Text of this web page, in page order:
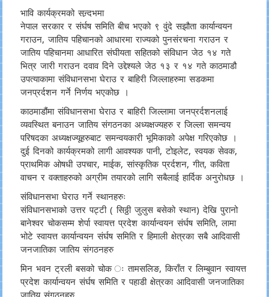
भावि कार्यक्रमको सन्र्दभमा
नेपाल सरकार र संर्घष समिति बीच भएको ९ वुंदे सझौता कार्यान्वयन
गराउन, जातिय पहिचानको आधारमा राज्यको पुनसंरचना गराउन र
जातिय पहिचानमा आधारित संघीयता सहितको संविधान जेठ १४ गते
भित्र जारी गराउन दवाव दिने उद्देश्यले जेठ १३ र १४ गते काठमाडौ
उपत्याकामा संविधानसभा घेराउ र बाहिरी जिल्लाहरुमा सडकमा
जनप्रर्दशन गर्ने निर्णय भएकोछ ।
काठमाडौंमा संविधानसभा घेराउ र बाहिरी जिल्लामा जनप्रर्दशनलाई
व्यवस्थित बनाउन जातिय संगठनका अध्यक्षज्यहरु र जिल्ला समन्वय
परिषदका अध्यक्षज्यूहरुबाट समन्वयकारी भूमिकाको अपेक्ष गरिएकोछ ।
दुई दिनको कार्यक्रमको लागी आवश्यक पानी, टोइलेट, स्वयक सेवक,
प्राथमिक ओषधी उपचार, माईक, सांस्कृतिक प्रर्दशन, गीत, कविता
वाचन र वक्ताहरुको अग्रीम तयारको लागि सबैलाई हार्दिक अनुरोधछ ।
संविधानसभा घेराउ गर्ने स्थानहरुः
संविधानसभाको उत्तर पट्टी ( सिठ्ठी जुलुस बसेको स्थान) देखि पुरानो
बानेश्वर चोकसम्म शेर्पा स्वायत्त प्रदेश कार्यान्वयन संर्घष समिति, लामा
भोटे स्वायत्त कार्यान्वयन संर्घष समिति र हिमाली क्षेत्रका सबै आदिवासी
जनजातिका जातिय संगठनहरु
मिन भवन ट्रली बसको चोक ः तामसलिङ, किराँत र लिम्बुवान स्वायत्त
प्रदेश कार्यान्वयन संर्घष समिति र पहाडी क्षेत्रका आदिवासी जनजातिका
जातिय संगठनहरु